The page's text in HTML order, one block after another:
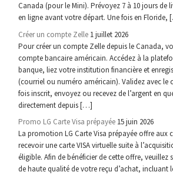
Canada (pour le Mini). Prévoyez 7 à 10 jours de
en ligne avant votre départ. Une fois en Floride,
Créer un compte Zelle 1 juillet 2026
Pour créer un compte Zelle depuis le Canada,
compte bancaire américain. Accédez à la
banque, liez votre institution financière et
(courriel ou numéro américain). Validez avec le
fois inscrit, envoyez ou recevez de l’argent en
directement depuis […]
Promo LG Carte Visa prépayée 15 juin 2026
La promotion LG Carte Visa prépayée offre aux
recevoir une carte VISA virtuelle suite à
éligible. Afin de bénéficier de cette offre, veuillez
de haute qualité de votre reçu d’achat, incluant